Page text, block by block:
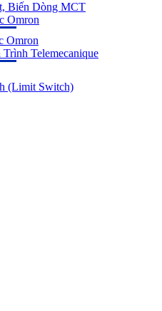
Biến Dòng MCT
Omron
Omron
Telemecanique
(Limit Switch)